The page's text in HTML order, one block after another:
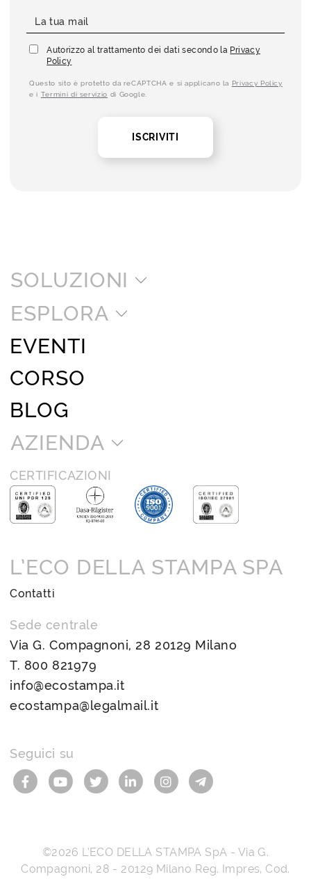
Autorizzo al trattamento dei dati secondo la Privacy
Policy
Questo sito è protetto da reCAPTCHA e si applicano la Privacy Policy
e i Termini di servizio di Google.
ISCRIVITI
SOLUZIONI
ESPLORA
EVENTI
CORSO
BLOG
AZIENDA
CERTIFICAZIONI
L’ECO DELLA STAMPA SPA
Contatti
Sede centrale
Via G. Compagnoni, 28 20129 Milano
T. 800 821979
info@ecostampa.it
ecostampa@legalmail.it
Seguici su
©2026 L’ECO DELLA STAMPA SpA - Via G.
Compagnoni, 28 - 20129 Milano Reg. Impres, Cod.